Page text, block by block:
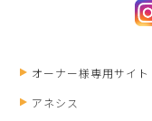
オーナー様専用サイト
アネシス